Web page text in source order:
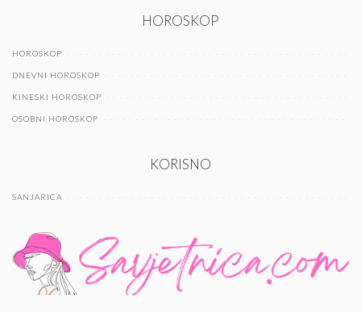
HOROSKOP
HOROSKOP
DNEVNI HOROSKOP
KINESKI HOROSKOP
OSOBNI HOROSKOP
KORISNO
SANJARICA